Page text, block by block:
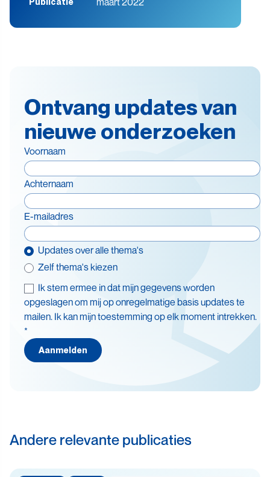
Ontvang updates van
nieuwe onderzoeken
Voornaam
Achternaam
E-mailadres
Updates over alle thema's
Zelf thema's kiezen
Thema's
Batterijen
Circulaire economie
Ik stem ermee in dat mijn gegevens worden
opgeslagen om mij op onregelmatige basis updates te
mailen. Ik kan mijn toestemming op elk moment intrekken.
*
Aanmelden
Andere relevante publicaties